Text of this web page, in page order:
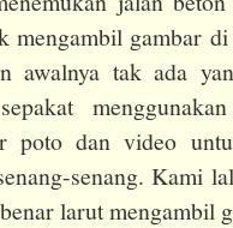
mengambil gambar
awalnya tak ada
poto dan video
senang. Kami
larut mengambil